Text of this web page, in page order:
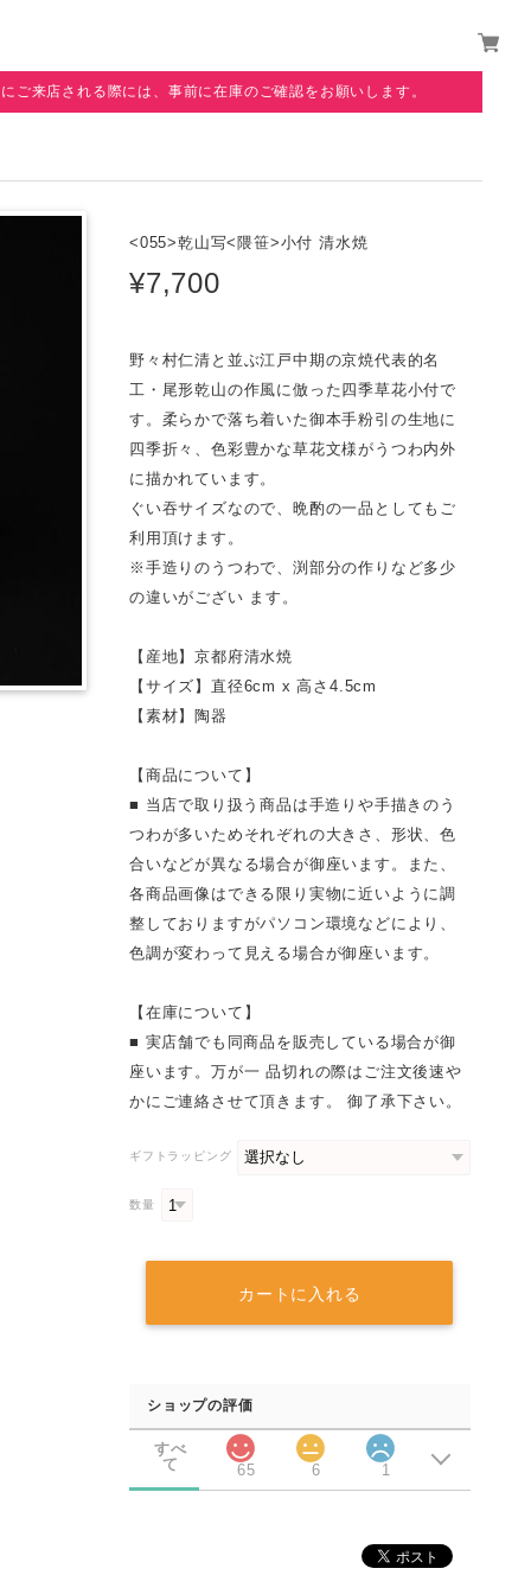
来店される際には、事前に在庫のご確認をお願いします。
<055>乾山写<隈笹>小付 清水焼
¥7,700
野々村仁清と並ぶ江戸中期の京焼代表的名
工・尾形乾山の作風に倣った四季草花小付で
す。柔らかで落ち着いた御本手粉引の生地に
四季折々、色彩豊かな草花文様がうつわ内外
に描かれています。
ぐい吞サイズなので、晩酌の一品としてもご
利用頂けます。
※手造りのうつわで、渕部分の作りなど多少
の違いがござい ます。
【産地】京都府清水焼
【サイズ】直径6cm x 高さ4.5cm
【素材】陶器
【商品について】
■ 当店で取り扱う商品は手造りや手描きのう
つわが多いためそれぞれの大きさ、形状、色
合いなどが異なる場合が御座います。また、
各商品画像はできる限り実物に近いように調
整しておりますがパソコン環境などにより、
色調が変わって見える場合が御座います。
【在庫について】
■ 実店舗でも同商品を販売している場合が御
座います。万が一 品切れの際はご注文後速や
かにご連絡させて頂きます。 御了承下さい。
ギフトラッピング
数量
カートに入れる
ショップの評価
すべ
て
65 6 1